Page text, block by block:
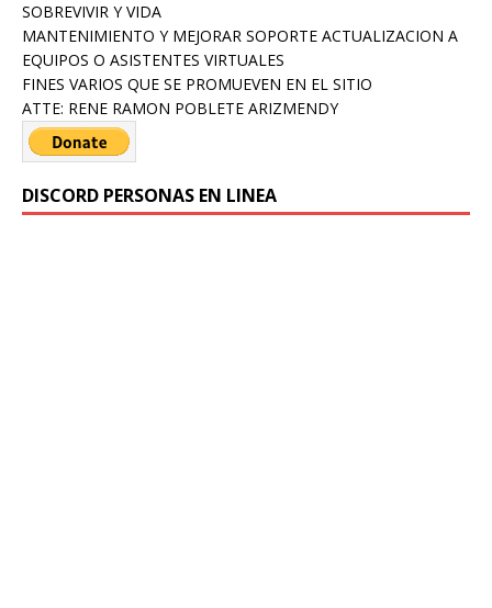
SOBREVIVIR Y VIDA
MANTENIMIENTO Y MEJORAR SOPORTE ACTUALIZACION A
EQUIPOS O ASISTENTES VIRTUALES
FINES VARIOS QUE SE PROMUEVEN EN EL SITIO
ATTE: RENE RAMON POBLETE ARIZMENDY
DISCORD PERSONAS EN LINEA